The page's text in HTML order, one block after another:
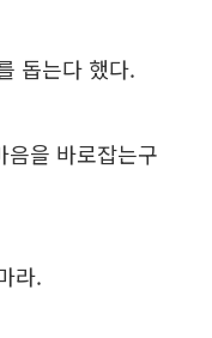
돕는다 했다.
을 바로잡는구
라.